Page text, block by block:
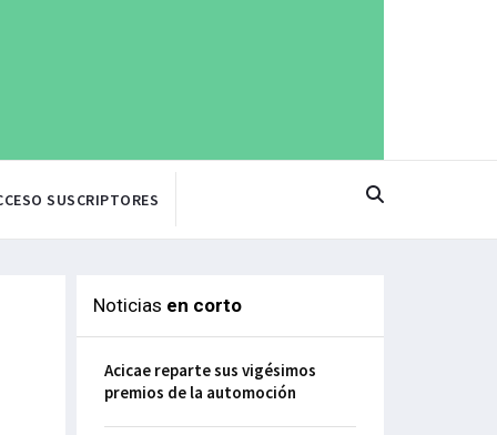
SUSCRIPTORES
Noticias en corto
Acicae reparte sus vigésimos
premios de la automoción